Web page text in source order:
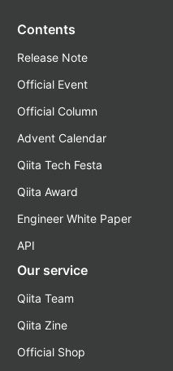
Contents
Release Note
Official Event
Official Column
Advent Calendar
Qiita Tech Festa
Qiita Award
Engineer White Paper
API
Our service
Qiita Team
Qiita Zine
Official Shop